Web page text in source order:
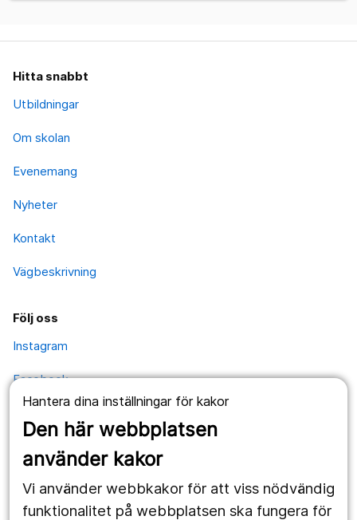
Hantera dina inställningar för kakor
Den här webbplatsen
använder kakor
Vi använder webbkakor för att viss nödvändig
funktionalitet på webbplatsen ska fungera för
Hitta snabbt
Utbildningar
Om skolan
Evenemang
Nyheter
Kontakt
Vägbeskrivning
Följ oss
Instagram
Facebook
Kontakt
Postadress
Kävesta folkhögskola